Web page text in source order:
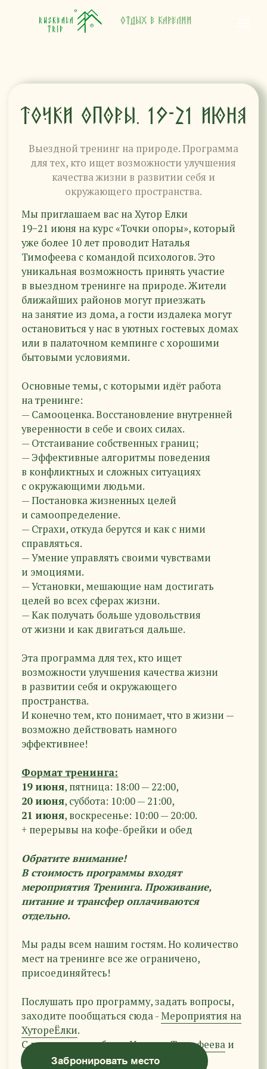
Отдых в Карелии
Отдых в Карелии
Выездной тренинг на природе. Программа
для тех, кто ищет возможности улучшения
качества жизни в развитии себя и
Мы приглашаем вас на Хутор Елки
19−21 июня на курс «Точки опоры», который
уже более 10 лет проводит Наталья
Тимофеева с командой психологов. Это
уникальная возможность принять участие
ближайших районов могут приезжать
на занятие из дома, а гости издалека могут
остановиться у нас в уютных гостевых домах
или в палаточном кемпинге с хорошими
бытовыми условиями.
Основные темы, с которыми идёт работа
на тренинге:
— Самооценка. Восстановление внутренней
уверенности в себе и своих силах.
— Отстаивание собственных границ;
— Эффективные алгоритмы поведения
в конфликтных и сложных ситуациях
с окружающими людьми.
— Постановка жизненных целей
справляться.
— Умение управлять своими чувствами
и эмоциями.
— Установки, мешающие нам достигать
целей во всех сферах жизни.
— Как получать больше удовольствия
от жизни и как двигаться дальше.
Эта программа для тех, кто ищет
возможности улучшения качества жизни
в развитии себя и окружающего
пространства.
И конечно тем, кто понимает, что в жизни —
возможно действовать намного
эффективнее!
Формат тренинга:
19 июня, пятница: 18:00 — 22:00,
20 июня, суббота: 10:00 — 21:00,
21 июня, воскресенье: 10:00 — 20:00.
+ перерывы на кофе-брейки и обед
Обратите внимание!
В стоимость программы входят
мероприятия Тренинга. Проживание,
отдельно.
Мы рады всем нашим гостям. Но количество
мест на тренинге все же ограничено,
присоединяйтесь!
Послушать про программу, задать вопросы,
заходите пообщаться сюда -Мероприятия на
ХутореЁлки.
С вами на связи будут
ТОЧКИ ОПОРЫ. 19-21 ИЮНЯ
Информация о проживании